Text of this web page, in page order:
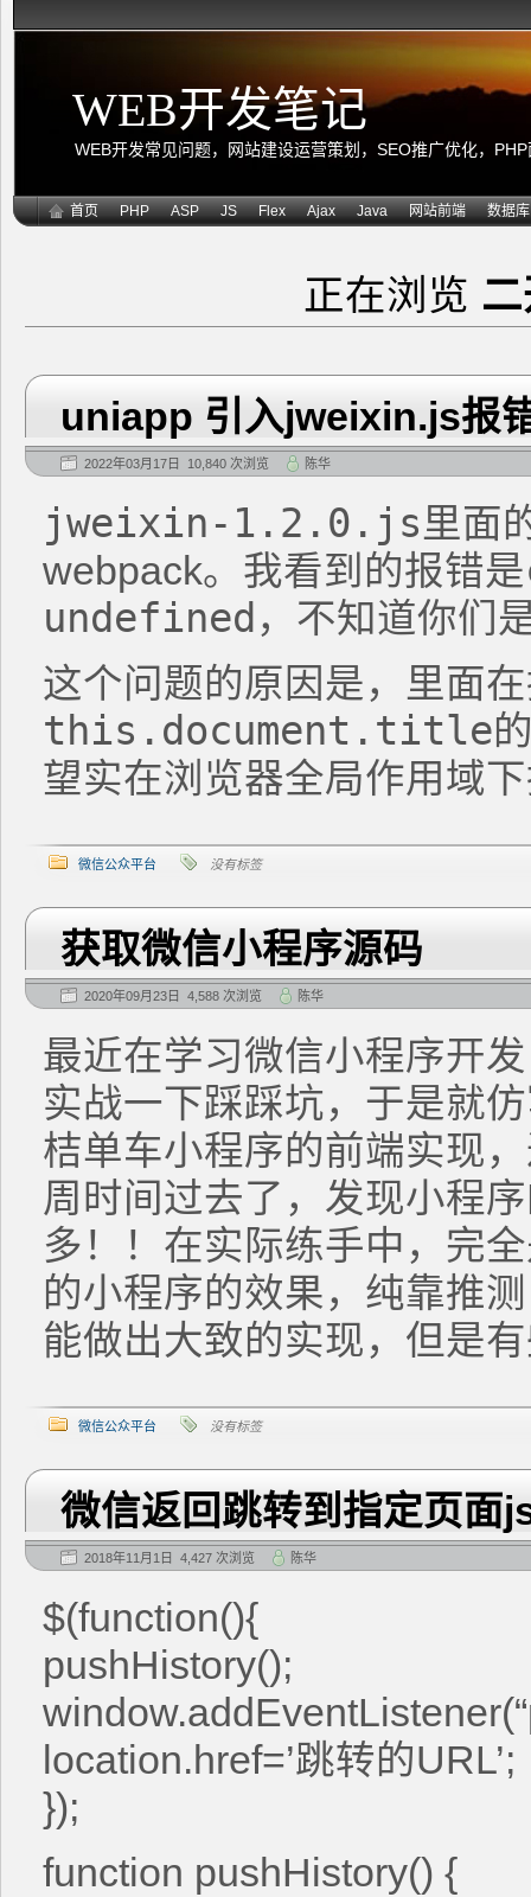
WEB开发笔记
WEB开发常见问题，网站建设运营策划，SEO推广优化，
首页 PHP ASP JS Flex Ajax Java 网站前端 数据库
正在浏览
uniapp 引入jweixin.js报
2022年03月17日 10,840 次浏览 陈华
jweixin-1.2.0.js里面
webpack。我看到的报错是
undefined ，不知道你们
这个问题的原因是，里面
this.document.title
望实在浏览器全局作用域
微信公众平台 没有标签
获取微信小程序源码
2020年09月23日 4,588 次浏览 陈华
最近在学习微信小程序开
实战一下踩踩坑，于是就
桔单车小程序的前端实现
周时间过去了，发现小程
多！！在实际练手中，完
的小程序的效果，纯靠推
能做出大致的实现，但是
微信公众平台 没有标签
微信返回跳转到指定页面
2018年11月1日 4,427 次浏览 陈华
$(function(){
pushHistory();
location.href=’跳转的URL’;
});
function pushHistory() {